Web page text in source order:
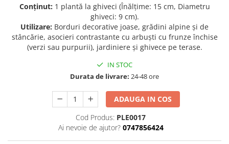
Conținut: 1 plantă la ghiveci (Înălțime: 15 cm, Diametru
ghiveci: 9 cm).
Utilizare: Borduri decorative joase, grădini alpine și de
stâncărie, asocieri contrastante cu arbuști cu frunze închise
(verzi sau purpurii), jardiniere și ghivece pe terase.
IN STOC
Durata de livrare: 24-48 ore
ADAUGA IN COS
Cod Produs: PLE0017
Ai nevoie de ajutor? 0747856424